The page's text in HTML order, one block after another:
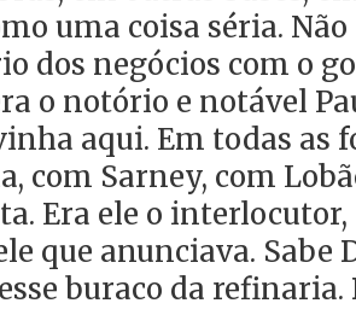
uma coisa séria. Não
dos negócios com o
o notório e notável
aqui. Em todas as
com Sarney, com
Era ele o
que anunciava. Sabe
buraco da refinaria.